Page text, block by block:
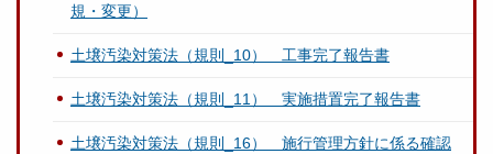
規・変更）
土壌汚染対策法（規則_10） 工事完了報告書
土壌汚染対策法（規則_11） 実施措置完了報告書
土壌汚染対策法（規則_16） 施行管理方針に係る確認